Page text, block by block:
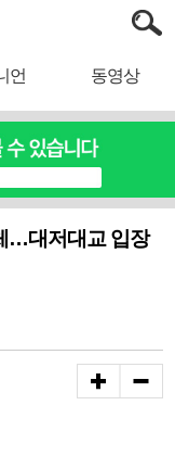
언 동영상
…대저대교 입장